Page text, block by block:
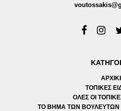
ΤΟΠΙΚΕΣ
ΟΛΕΣ ΟΙ
ΤΟ ΒΗΜΑ ΤΩΝ ΒΟΥΛΕΥΤΩΝ